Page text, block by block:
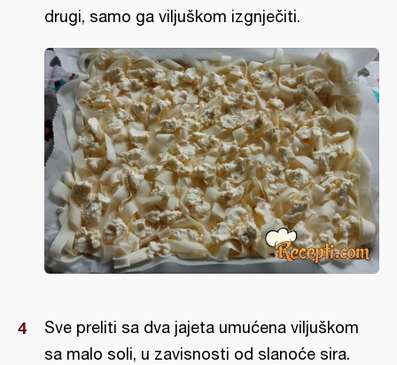
drugi, samo ga viljuškom izgnječiti.
Sve preliti sa dva jajeta umućena viljuškom
sa malo soli, u zavisnosti od slanoće sira.